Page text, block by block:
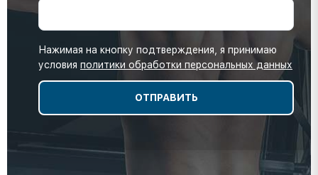
Нажимая на кнопку подтверждения, я принимаю
условия политики обработки персональных данных